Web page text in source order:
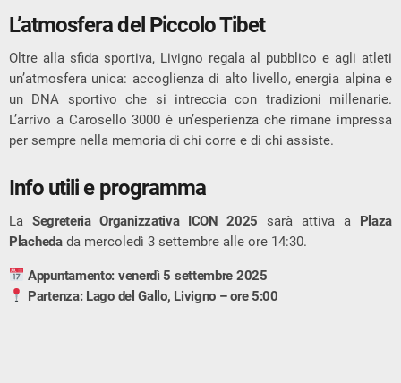
L’atmosfera del Piccolo Tibet
Oltre alla sfida sportiva, Livigno regala al pubblico e agli atleti
un’atmosfera unica: accoglienza di alto livello, energia alpina e
un DNA sportivo che si intreccia con tradizioni millenarie.
L’arrivo a Carosello 3000 è un’esperienza che rimane impressa
per sempre nella memoria di chi corre e di chi assiste.
Info utili e programma
La Segreteria Organizzativa ICON 2025 sarà attiva a Plaza
Plachedada mercoledì 3 settembre alle ore 14:30.
Appuntamento: venerdì 5 settembre 2025
Partenza: Lago del Gallo, Livigno – ore 5:00